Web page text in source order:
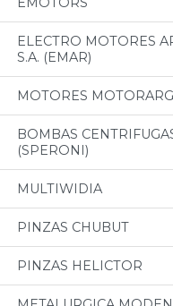
ELECTRO MOTORES
S.A. (EMAR)
MOTORES MOTORARG
BOMBAS
(SPERONI)
MULTIWIDIA
PINZAS CHUBUT
PINZAS HELICTOR